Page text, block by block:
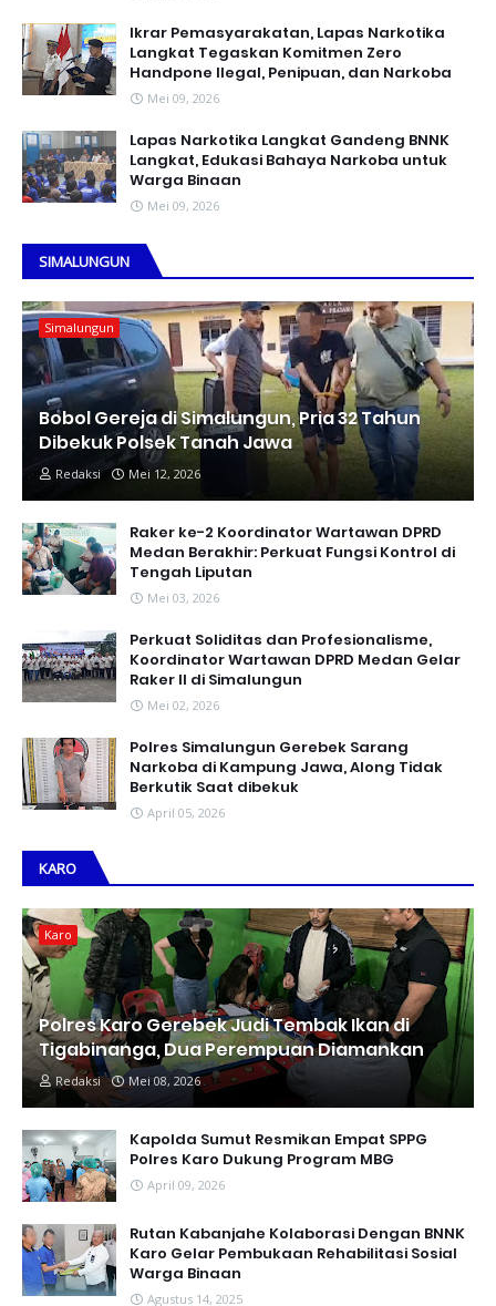
Ikrar Pemasyarakatan, Lapas Narkotika
Langkat Tegaskan Komitmen Zero
Handpone llegal, Penipuan, dan Narkoba
Mei 09, 2026
Lapas Narkotika Langkat Gandeng BNNK
Langkat, Edukasi Bahaya Narkoba untuk
Warga Binaan
Mei 09, 2026
SIMALUNGUN
Simalungun
Bobol Gereja di Simalungun, Pria 32 Tahun
Dibekuk Polsek Tanah Jawa
Redaksi Mei 12, 2026
Raker ke-2 Koordinator Wartawan DPRD
Medan Berakhir: Perkuat Fungsi Kontrol di
Tengah Liputan
Mei 03, 2026
Perkuat Soliditas dan Profesionalisme,
Koordinator Wartawan DPRD Medan Gelar
Raker II di Simalungun
Mei 02, 2026
Polres Simalungun Gerebek Sarang
Narkoba di Kampung Jawa, Along Tidak
Berkutik Saat dibekuk
April 05, 2026
KARO
Karo
Polres Karo Gerebek Judi Tembak Ikan di
Tigabinanga, Dua Perempuan Diamankan
Redaksi Mei 08, 2026
Kapolda Sumut Resmikan Empat SPPG
Polres Karo Dukung Program MBG
April 09, 2026
Rutan Kabanjahe Kolaborasi Dengan BNNK
Karo Gelar Pembukaan Rehabilitasi Sosial
Warga Binaan
Agustus 14, 2025